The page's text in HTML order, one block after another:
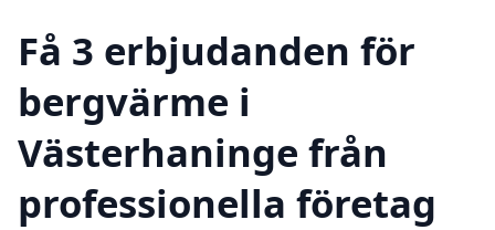
Få 3 erbjudanden för
bergvärme i
Västerhaninge från
professionella företag